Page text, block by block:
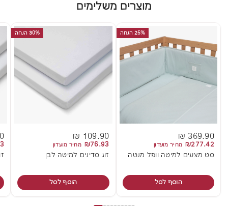
מוצרים משלימים
25% הנחה
369.90 ₪
₪277.42 מחיר מועדון
סט מצעים למיטה וופל מנטה
הוסף לסל
30% הנחה
109.90 ₪
₪76.93 מחיר מועדון
זוג סדינים למיטה לבן
הוסף לסל